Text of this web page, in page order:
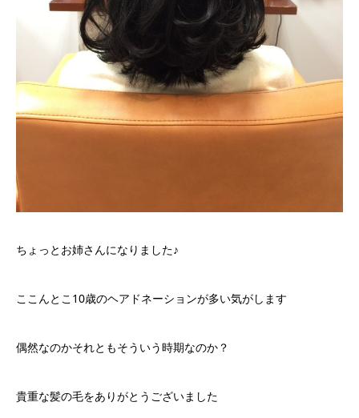
ちょっとお姉さんになりました♪
ここんとこ10歳のヘアドネーションが多い気がします
偶然なのかそれともそういう時期なのか？
貴重な髪の毛をありがとうございました